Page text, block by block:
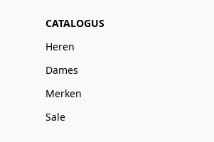
CATALOGUS
Heren
Dames
Merken
Sale